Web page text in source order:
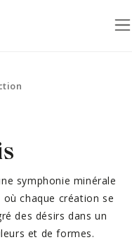
symphonie minérale
chaque création se
des désirs dans un
et de formes.